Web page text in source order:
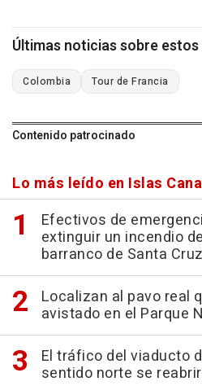
Últimas noticias sobre
Colombia Tour de Francia
Contenido patrocinado
Lo más leído en Islas
Efectivos de
extinguir un incendio
barranco de Santa
Localizan al pavo real
avistado en el Parque
El tráfico del viaducto
sentido norte se